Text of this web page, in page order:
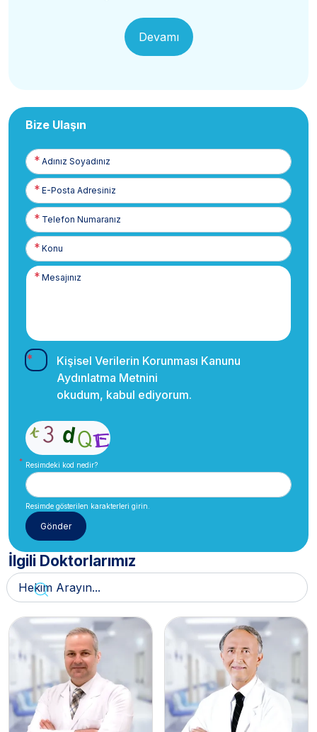
Devamı
Bize Ulaşın
Adınız
Soyadınız
E-
Posta
Telefon
Numaranız
Kişisel Verilerin Korunması Kanunu
Aydınlatma Metnini
okudum, kabul ediyorum.
Resimdeki kod nedir?
Resimde gösterilen karakterleri girin.
İlgili Doktorlarımız